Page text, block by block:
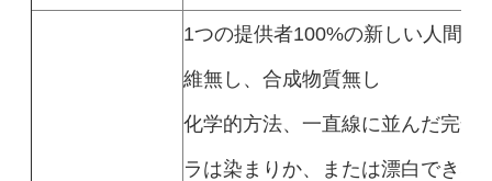
1つの提供者100%の新しい人間の
維無し、合成物質無し
化学的方法、一直線に並んだ完全
ラは染まりか、または漂白できな